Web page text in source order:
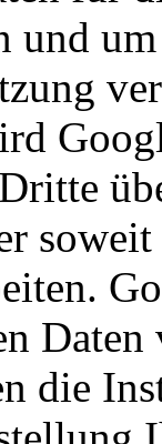
und
die